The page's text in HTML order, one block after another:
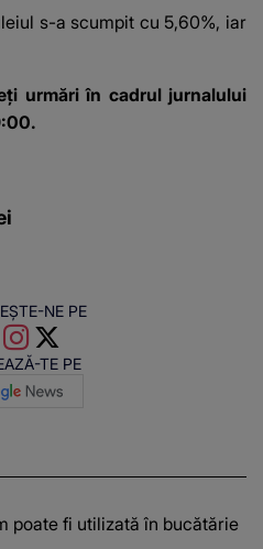
obținuți? SUMA
s-a scumpit cu 5,60%, iar
urmări în cadrul jurnalului
NE PE
TE PE
poate fi utilizată în bucătărie